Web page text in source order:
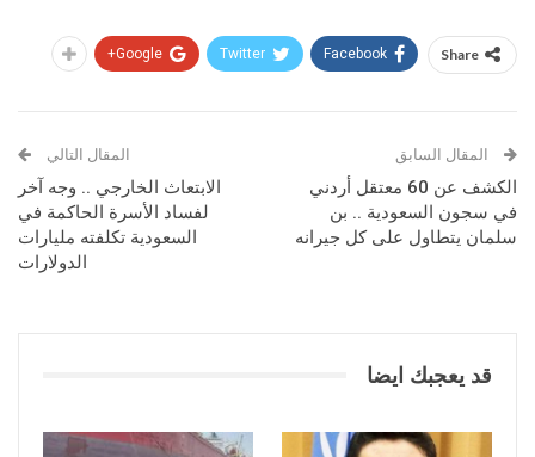
Share
Facebook
Twitter
Google+
المقال السابق
الكشف عن 60 معتقل أردني
في سجون السعودية .. بن
سلمان يتطاول على كل جيرانه
المقال التالي
الابتعاث الخارجي .. وجه آخر
لفساد الأسرة الحاكمة في
السعودية تكلفته مليارات
الدولارات
قد يعجبك ايضا